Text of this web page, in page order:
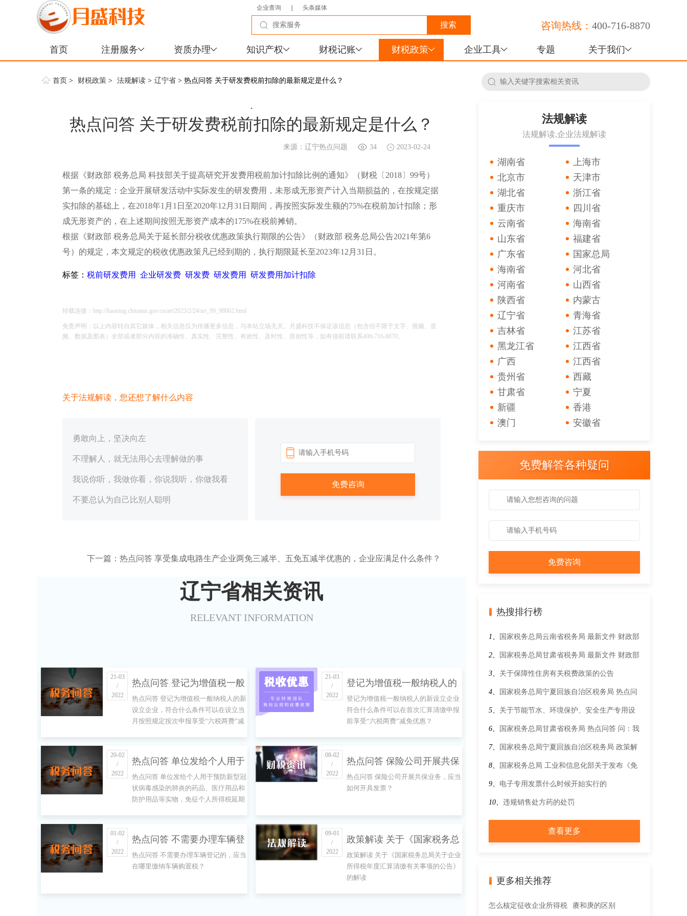
企业查询 头条媒体
咨询热线： 400-716-8870
首页 注册服务 资质办理 知识产权 财税记账 财税政策 企业工具 专题 关于我们
首页 > 财税政策 > 法规解读 > 辽宁省 > 热点问答 关于研发费税前扣除的最新规定是什么？
.
热点问答 关于研发费税前扣除的最新规定是什么？
2023-02-24
34
来源：辽宁热点问题
根据《财政部 税务总局 科技部关于提高研究开发费用税前加计扣除比例的通知》（财税〔2018〕99号）
第一条的规定：企业开展研发活动中实际发生的研发费用，未形成无形资产计入当期损益的，在按规定据
实扣除的基础上，在2018年1月1日至2020年12月31日期间，再按照实际发生额的75%在税前加计扣除；形
成无形资产的，在上述期间按照无形资产成本的175%在税前摊销。
根据《财政部 税务总局关于延长部分税收优惠政策执行期限的公告》（财政部 税务总局公告2021年第6
号）的规定，本文规定的税收优惠政策凡已经到期的，执行期限延长至2023年12月31日。
标签： 税前研发费用 企业研发费 研发费 研发费用 研发费用加计扣除
转载连接：http://liaoning.chinatax.gov.cn/art/2023/2/24/art_99_98062.html
免责声明：以上内容转自其它媒体，相关信息仅为传播更多信息，与本站立场无关。月盛科技不保证该信息（包含但不限于文字、视频、音
频、数据及图表）全部或者部分内容的准确性、真实性、完整性、有效性、及时性、原创性等，如有侵权请联系400-716-8870。
关于法规解读，您还想了解什么内容
勇敢向上，坚决向左
不理解人，就无法用心去理解做的事
我说你听，我做你看，你说我听，你做我看
不要总认为自己比别人聪明
下一篇：热点问答 享受集成电路生产企业两免三减半、五免五减半优惠的，企业应满足什么条件？
辽宁省相关资讯
RELEVANT INFORMATION
21-03
/
2022
热点问答 登记为增值税一般
纳税人的新设立企业，符合
什么条件可以在设立当月按
费”减免优惠？
热点问答 登记为增值税一般纳税人的新
设立企业，符合什么条件可以在设立当
月按照规定按次申报享受“六税两费”减
21-03
/
2022
登记为增值税一般纳税人的
新设立企业符合什么条件可
以在首次汇算清缴申报前享
登记为增值税一般纳税人的新设立企业
符合什么条件可以在首次汇算清缴申报
前享受“六税两费”减免优惠？
20-02
/
2022
热点问答 单位发给个人用于
预防新型冠状病毒感染的肺
炎的药品、医疗用品和防护
税延期到什么时间？
热点问答 单位发给个人用于预防新型冠
状病毒感染的肺炎的药品、医疗用品和
防护用品等实物，免征个人所得税延期
08-02
/
2022
热点问答 保险公司开展共保
业务，应当如何开具发票？
热点问答 保险公司开展共保业务，应当
如何开具发票？
01-02
/
2022
热点问答 不需要办理车辆登
记的，应当在哪里缴纳车辆
热点问答 不需要办理车辆登记的，应当
在哪里缴纳车辆购置税？
09-01
/
2022
政策解读 关于《国家税务总
局关于企业所得税年度汇算
清缴有关事项的公告》的解
政策解读 关于《国家税务总局关于企业
所得税年度汇算清缴有关事项的公告》
的解读
法规解读
法规解读,企业法规解读
湖南省
上海市
北京市
天津市
湖北省
浙江省
重庆市
四川省
云南省
海南省
山东省
福建省
广东省
国家总局
海南省
河北省
河南省
山西省
陕西省
内蒙古
辽宁省
青海省
吉林省
江苏省
黑龙江省
江西省
广西
江西省
贵州省
西藏
甘肃省
宁夏
新疆
香港
澳门
安徽省
免费解答各种疑问
热搜排行榜
1、 国家税务总局云南省税务局 最新文件 财政部
税务总局 科技部关于加大支持科技创新税前扣
除力度的公告
2、 国家税务总局甘肃省税务局 最新文件 财政部
税务总局关于印花税法实施后有关优惠政策衔接
问题的公告
3、 关于保障性住房有关税费政策的公告
4、 国家税务总局宁夏回族自治区税务局 热点问
答 现在购买1.6L以下的小轿车，车船税有没有
优惠？
5、 关于节能节水、环境保护、安全生产专用设
备数字化智能化改造企业所得税政策的公告
6、 国家税务总局甘肃省税务局 热点问答 问：我
公司符合享受先进制造业加计抵减政策，请问享
受该项优惠应该如何填写申报表？
7、 国家税务总局宁夏回族自治区税务局 政策解
读 关于《国家税务总局关于部分税务证明事项
实行告知承诺制 进一步优化纳税服务的公告》
的解读
8、 国家税务总局 工业和信息化部关于发布《免
征车辆购置税的设有固定装置的非运输专用作业
车辆目录》（第二十二批）的公告
9、 电子专用发票什么时候开始实行的
10、 违规销售处方药的处罚
查看更多
更多相关推荐
怎么核定征收企业所得税 赓和庚的区别